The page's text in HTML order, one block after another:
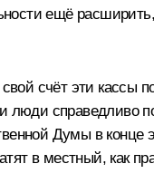
ещё
счёт эти кассы
люди справедливо
Думы в конце
в местный, как